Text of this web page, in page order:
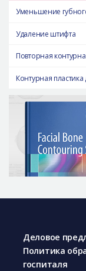
Уменьшение
Удаление штифта
Повторная
Контурная
Деловое
Политика
госпиталя